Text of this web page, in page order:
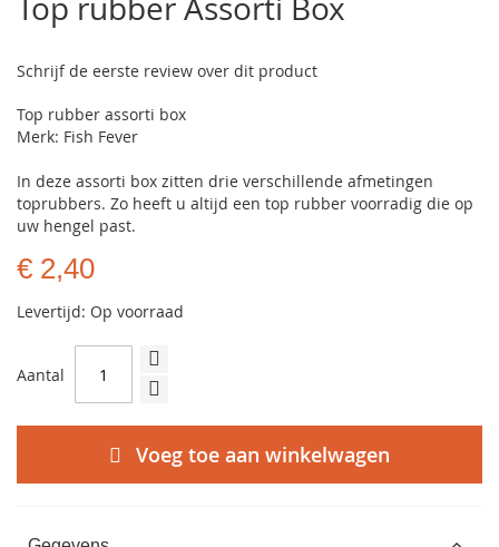
het
begin
de
gallerij
Top rubber Assorti Box
Schrijf de eerste review over dit product
Top rubber assorti box
Merk: Fish Fever
In deze assorti box zitten drie verschillende afmetingen
toprubbers. Zo heeft u altijd een top rubber voorradig die op
uw hengel past.
€ 2,40
Levertijd: Op voorraad
Aantal
Voeg toe aan winkelwagen